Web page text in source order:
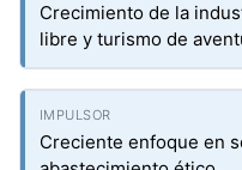
Crecimiento de la
libre y turismo de
Creciente enfoque en